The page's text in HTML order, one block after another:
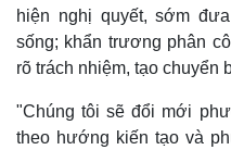
hiện nghị quyết, sớm
sống; khẩn trương phân
rõ trách nhiệm, tạo chuyển
"Chúng tôi sẽ đổi mới
theo hướng kiến tạo và